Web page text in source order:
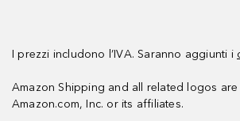
I prezzi includono l’IVA. Saranno aggiunti i
Amazon Shipping and all related logos
Amazon.com, Inc. or its affiliates.